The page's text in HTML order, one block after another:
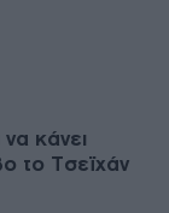
κάνει
το Τσεϊχάν